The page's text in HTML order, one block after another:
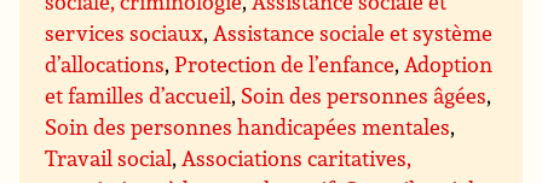
services sociaux,Assistance sociale et système
d’allocations,Protection de l’enfance,Adoption
et familles d’accueil, Soin des personnes âgées,
Soin des personnes handicapées mentales,
Travail social,Associations caritatives,